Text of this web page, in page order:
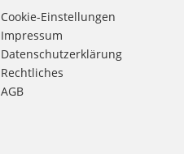
Cookie-Einstellungen
Impressum
Datenschutzerklärung
Rechtliches
AGB